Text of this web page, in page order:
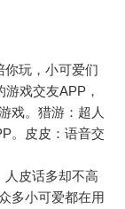
你玩，小可爱们
戏交友APP，
戏。猎游：超人
。皮皮：语音交
人皮话多却不高
多小可爱都在用